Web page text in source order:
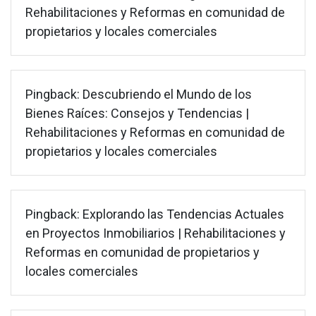
Rehabilitaciones y Reformas en comunidad de
propietarios y locales comerciales
Pingback: Descubriendo el Mundo de los
Bienes Raíces: Consejos y Tendencias |
Rehabilitaciones y Reformas en comunidad de
propietarios y locales comerciales
Pingback: Explorando las Tendencias Actuales
en Proyectos Inmobiliarios | Rehabilitaciones y
Reformas en comunidad de propietarios y
locales comerciales